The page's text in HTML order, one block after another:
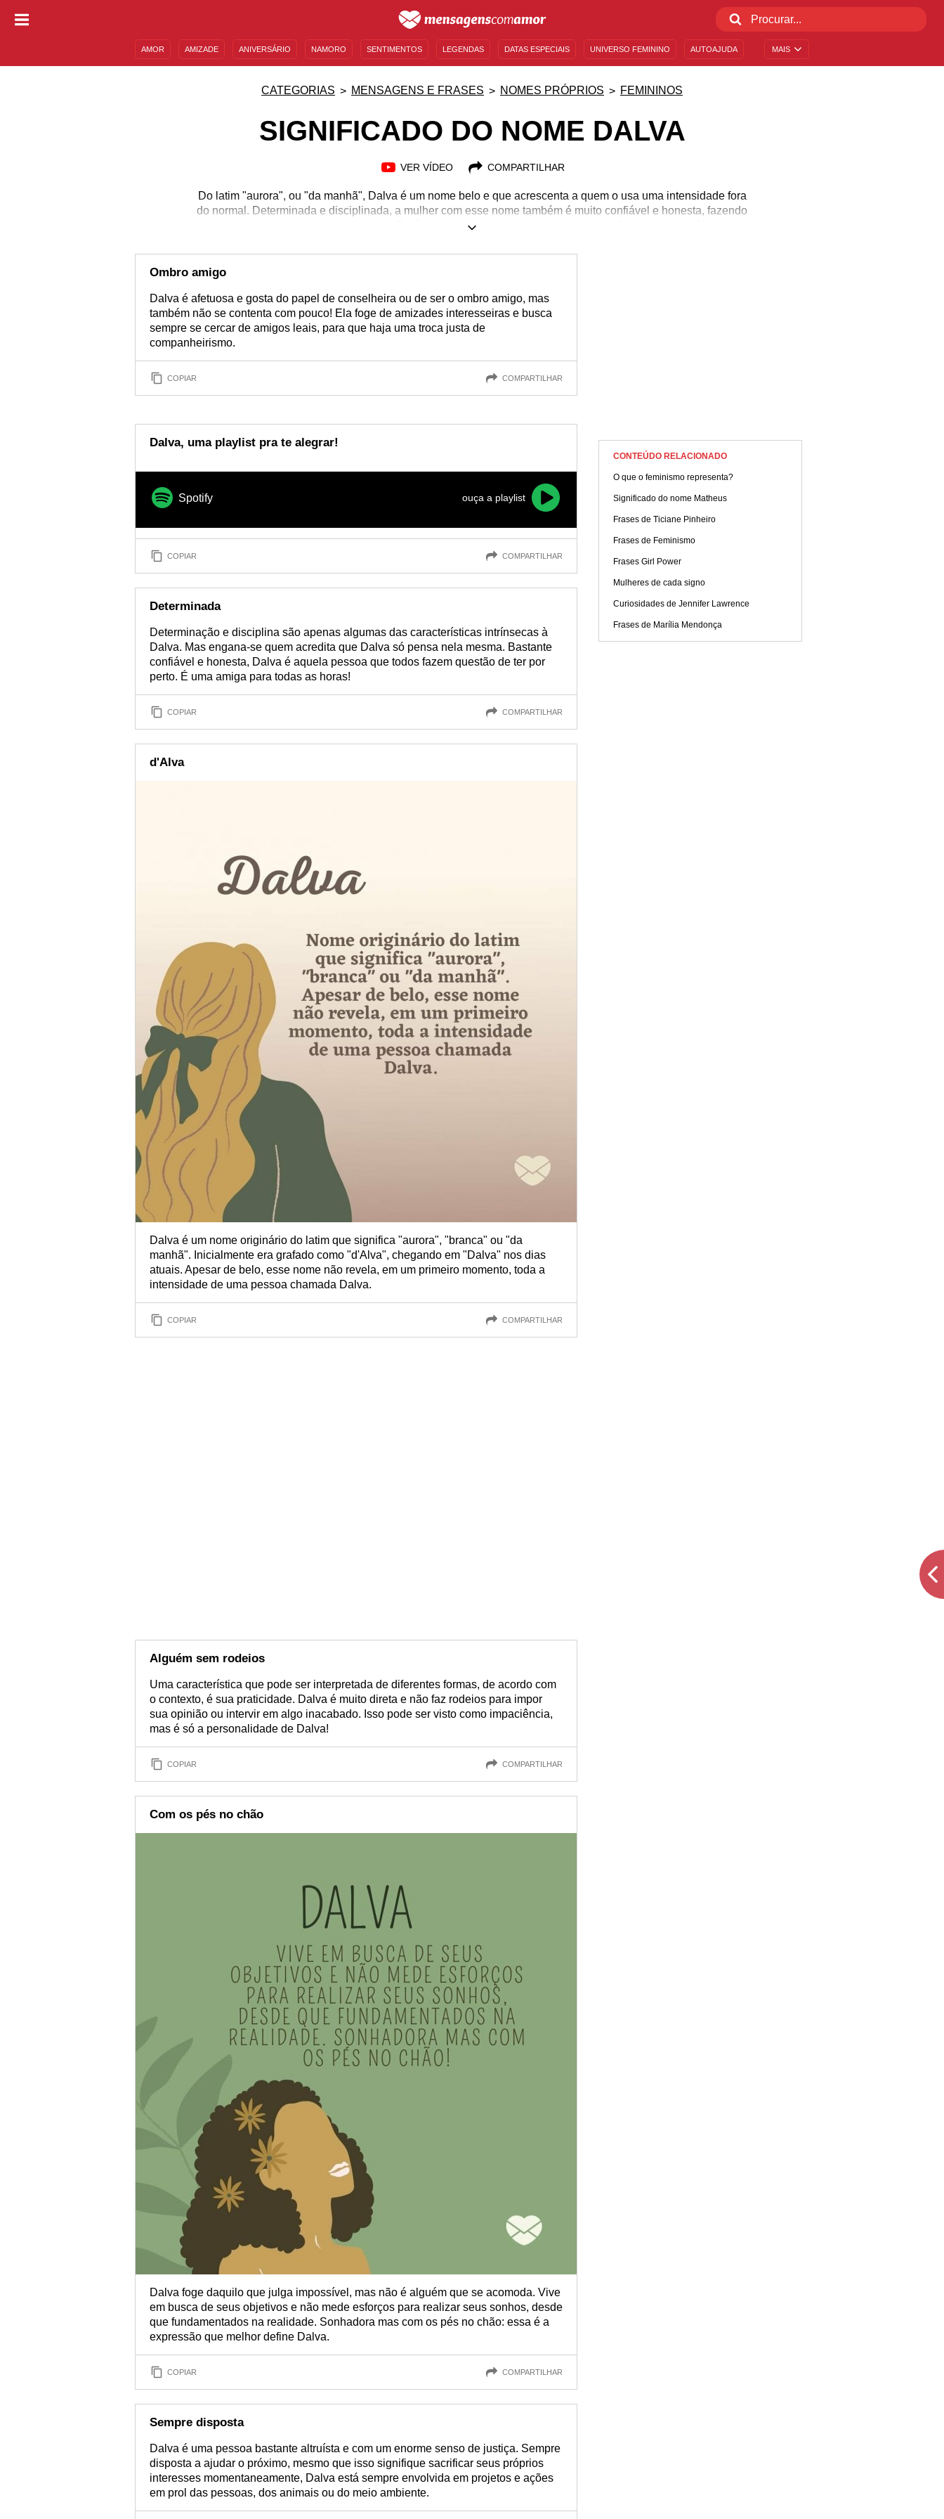
MAIS
AMOR AMIZADE ANIVERSÁRIO NAMORO SENTIMENTOS LEGENDAS DATAS ESPECIAIS UNIVERSO FEMININO AUTOAJUDA
CATEGORIAS MENSAGENS E FRASES NOMES PRÓPRIOS FEMININOS
SIGNIFICADO DO NOME DALVA
VER VÍDEO COMPARTILHAR
Do latim "aurora", ou "da manhã", Dalva é um nome belo e que acrescenta a quem o usa uma intensidade fora
do normal. Determinada e disciplinada, a mulher com esse nome também é muito confiável e honesta, fazendo
com que todos queiram estar perto dela. Porém, ela peca em buscar demais a perfeição, e sua autocrítica acaba
senso de justiça e é muito bondosa, qualidades que fazem com que as pessoas a vejam com bons olhos. Seu
nome é esse ou você conhece alguém que se chama assim? Então continue lendo as incríveis frases de Dalva e
Ombro amigo
Dalva é afetuosa e gosta do papel de conselheira ou de ser o ombro amigo, mas
também não se contenta com pouco! Ela foge de amizades interesseiras e busca
sempre se cercar de amigos leais, para que haja uma troca justa de
companheirismo.
COPIAR COMPARTILHAR
Dalva, uma playlist pra te alegrar!
Spotify ouça a playlist
COPIAR COMPARTILHAR
Determinada
Determinação e disciplina são apenas algumas das características intrínsecas à
Dalva. Mas engana-se quem acredita que Dalva só pensa nela mesma. Bastante
confiável e honesta, Dalva é aquela pessoa que todos fazem questão de ter por
perto. É uma amiga para todas as horas!
COPIAR COMPARTILHAR
d'Alva
Dalva é um nome originário do latim que significa "aurora", "branca" ou "da
manhã". Inicialmente era grafado como "d'Alva", chegando em "Dalva" nos dias
atuais. Apesar de belo, esse nome não revela, em um primeiro momento, toda a
intensidade de uma pessoa chamada Dalva.
COPIAR COMPARTILHAR
Alguém sem rodeios
Uma característica que pode ser interpretada de diferentes formas, de acordo com
o contexto, é sua praticidade. Dalva é muito direta e não faz rodeios para impor
sua opinião ou intervir em algo inacabado. Isso pode ser visto como impaciência,
mas é só a personalidade de Dalva!
COPIAR COMPARTILHAR
Com os pés no chão
Dalva foge daquilo que julga impossível, mas não é alguém que se acomoda. Vive
em busca de seus objetivos e não mede esforços para realizar seus sonhos, desde
que fundamentados na realidade. Sonhadora mas com os pés no chão: essa é a
expressão que melhor define Dalva.
COPIAR COMPARTILHAR
Sempre disposta
Dalva é uma pessoa bastante altruísta e com um enorme senso de justiça. Sempre
disposta a ajudar o próximo, mesmo que isso signifique sacrificar seus próprios
interesses momentaneamente, Dalva está sempre envolvida em projetos e ações
em prol das pessoas, dos animais ou do meio ambiente.
CONTEÚDO RELACIONADO
O que o feminismo representa?
Significado do nome Matheus
Frases de Ticiane Pinheiro
Frases de Feminismo
Frases Girl Power
Mulheres de cada signo
Curiosidades de Jennifer Lawrence
Frases de Marília Mendonça